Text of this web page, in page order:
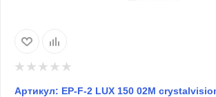
Артикул: EP-F-2 LUX 150 02М